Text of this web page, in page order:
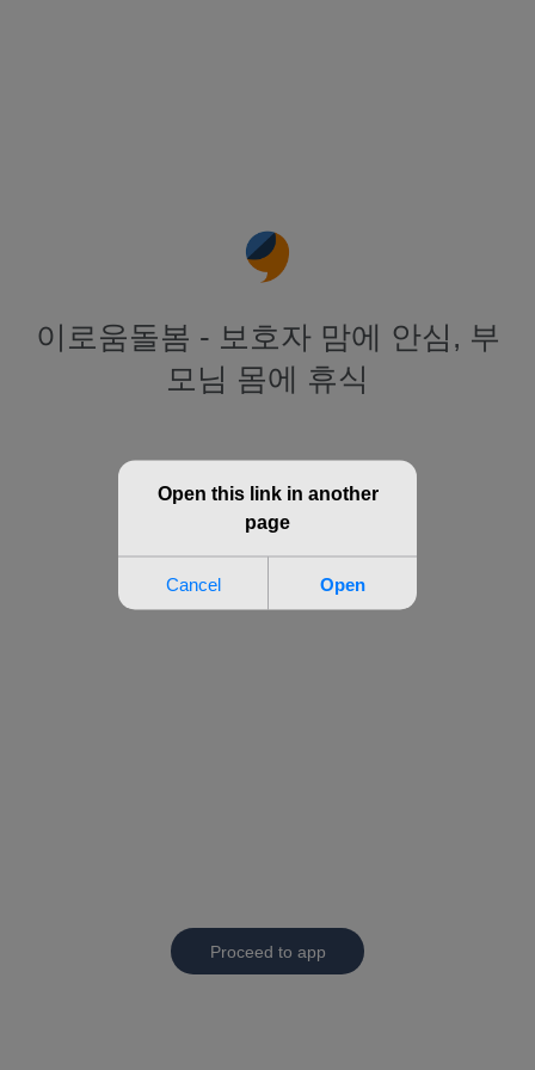
이로움돌봄 - 보호자 맘에 안심, 부
모님 몸에 휴식
Proceed to app